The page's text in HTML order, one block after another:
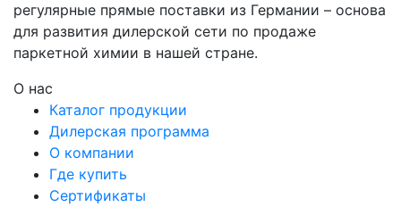
регулярные прямые поставки из Германии – основа
для развития дилерской сети по продаже
паркетной химии в нашей стране.
О нас
Каталог продукции
Дилерская программа
О компании
Где купить
Сертификаты